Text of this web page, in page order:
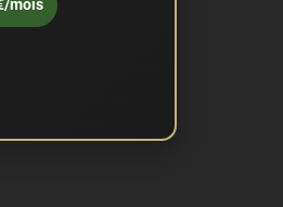
mois